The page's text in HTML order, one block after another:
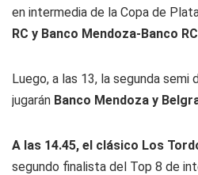
en intermedia de la Copa de
RC y Banco Mendoza-Banco
Luego, a las 13, la segunda semi
jugarán Banco Mendoza y
A las 14.45, el clásico Los
segundo finalista del Top 8 de